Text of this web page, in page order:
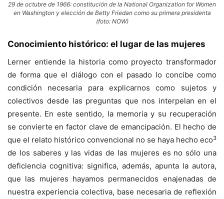
29 de octubre de 1966: constitución de la National Organization for Women
en Washington y elección de Betty Friedan como su primera presidenta
(foto: NOW)
Conocimiento histórico: el lugar de las mujeres
Lerner entiende la historia como proyecto transformador
de forma que el diálogo con el pasado lo concibe como
condición necesaria para explicarnos como sujetos y
colectivos desde las preguntas que nos interpelan en el
presente. En este sentido, la memoria y su recuperación
se convierte en factor clave de emancipación. El hecho de
que el relato histórico convencional no se haya hecho eco3
de los saberes y las vidas de las mujeres es no sólo una
deficiencia cognitiva: significa, además, apunta la autora,
que las mujeres hayamos permanecidos enajenadas de
nuestra experiencia colectiva, base necesaria de reflexión